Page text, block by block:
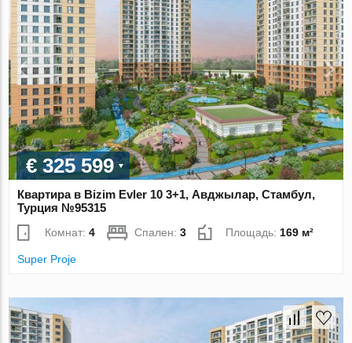
€ 325 599
Квартира в Bizim Evler 10 3+1, Авджылар, Стамбул,
Турция №95315
Комнат:4 Спален:3 Площадь: 169 м²
Super Proje